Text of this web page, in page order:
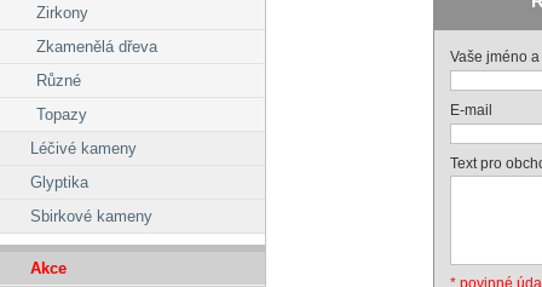
Zirkony
Zkamenělá dřeva
Různé
Topazy
Léčivé kameny
Glyptika
Sbirkové kameny
Akce
Vaše jméno
E-mail
Text pro
* povinné